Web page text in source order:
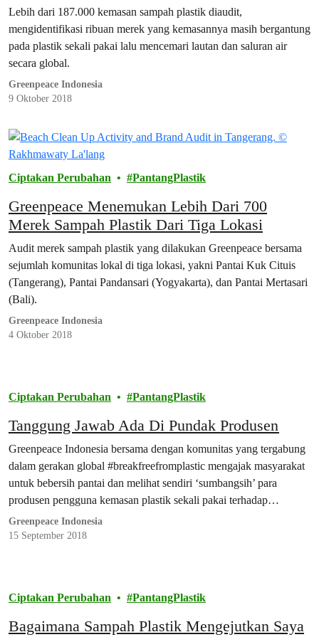
Nestlé Sebagai Pencemar Plastik Terburuk di
Seluruh Dunia
Lebih dari 187.000 kemasan sampah plastik diaudit,
mengidentifikasi ribuan merek yang kemasannya masih bergantung
pada plastik sekali pakai lalu mencemari lautan dan saluran air
secara global.
Greenpeace Indonesia
9 Oktober 2018
Ciptakan Perubahan PantangPlastik
Greenpeace Menemukan Lebih Dari 700
Merek Sampah Plastik Dari Tiga Lokasi
Audit merek sampah plastik yang dilakukan Greenpeace bersama
sejumlah komunitas lokal di tiga lokasi, yakni Pantai Kuk Cituis
(Tangerang), Pantai Pandansari (Yogyakarta), dan Pantai Mertasari
(Bali).
Greenpeace Indonesia
4 Oktober 2018
Ciptakan Perubahan PantangPlastik
Tanggung Jawab Ada Di Pundak Produsen
Greenpeace Indonesia bersama dengan komunitas yang tergabung
dalam gerakan global #breakfreefromplastic mengajak masyarakat
untuk bebersih pantai dan melihat sendiri ‘sumbangsih’ para
produsen pengguna kemasan plastik sekali pakai terhadap
lingkungan sekitar.
Greenpeace Indonesia
15 September 2018
Ciptakan Perubahan PantangPlastik
Bagaimana Sampah Plastik Mengejutkan Saya